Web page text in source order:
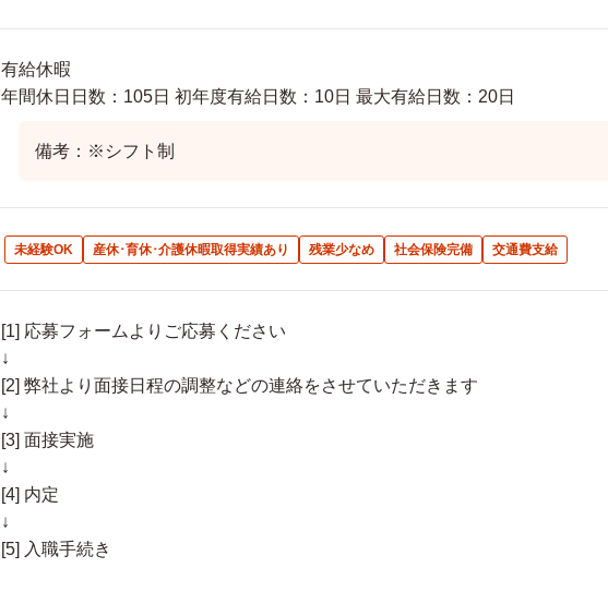
有給休暇
年間休日日数：105日 初年度有給日数：10日 最大有給日数：20日
備考：※シフト制
未経験OK 産休･育休･介護休暇取得実績あり 残業少なめ 社会保険完備 交通費支給
[1] 応募フォームよりご応募ください
↓
[2] 弊社より面接日程の調整などの連絡をさせていただきます
↓
[3] 面接実施
↓
[4] 内定
↓
[5] 入職手続き